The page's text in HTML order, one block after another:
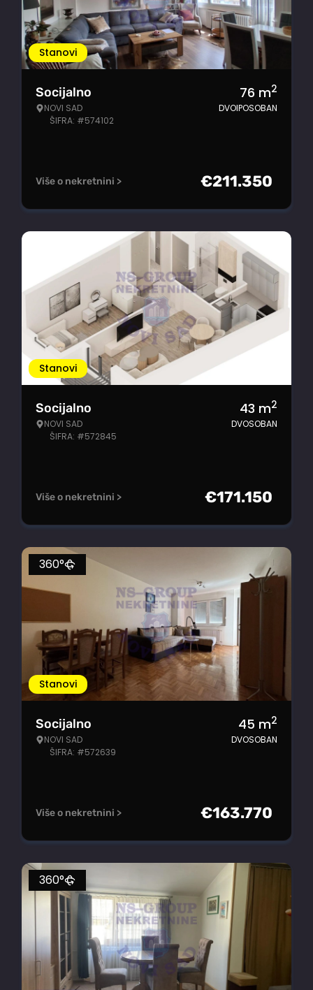
Stanovi
Socijalno
NOVI SAD
ŠIFRA: #574102
76 m2
DVOIPOSOBAN
Više o nekretnini > €211.350
Stanovi
Socijalno
NOVI SAD
ŠIFRA: #572845
43 m2
DVOSOBAN
Više o nekretnini > €171.150
Stanovi
360°
Socijalno
NOVI SAD
ŠIFRA: #572639
45 m2
DVOSOBAN
Više o nekretnini > €163.770
360°